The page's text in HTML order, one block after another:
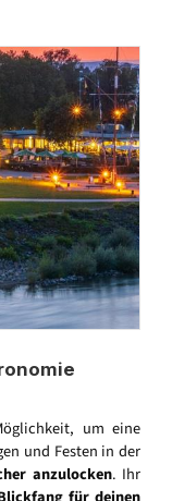
um eine
und Festen in der
anzulocken. Ihr